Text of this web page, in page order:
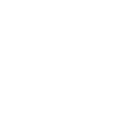
Ce produit a